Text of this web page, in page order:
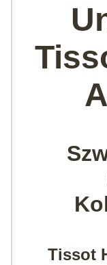
Tissot